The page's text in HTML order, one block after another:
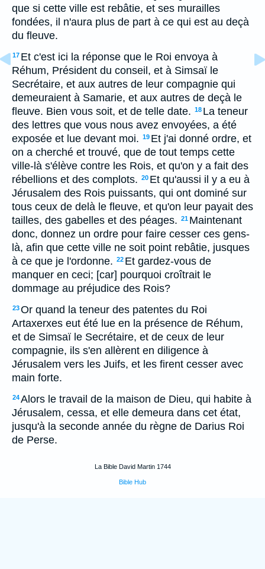
que si cette ville est rebâtie, et ses murailles
fondées, il n'aura plus de part à ce qui est au deçà
du fleuve.
17 Et c'est ici la réponse que le Roi envoya à
Réhum, Président du conseil, et à Simsaï le
Secrétaire, et aux autres de leur compagnie qui
demeuraient à Samarie, et aux autres de deçà le
fleuve. Bien vous soit, et de telle date. 18 La teneur
des lettres que vous nous avez envoyées, a été
exposée et lue devant moi. 19 Et j'ai donné ordre, et
on a cherché et trouvé, que de tout temps cette
ville-là s'élève contre les Rois, et qu'on y a fait des
rébellions et des complots. 20 Et qu'aussi il y a eu à
Jérusalem des Rois puissants, qui ont dominé sur
tous ceux de delà le fleuve, et qu'on leur payait des
tailles, des gabelles et des péages. 21 Maintenant
donc, donnez un ordre pour faire cesser ces gens-
là, afin que cette ville ne soit point rebâtie, jusques
à ce que je l'ordonne. 22 Et gardez-vous de
manquer en ceci; [car] pourquoi croîtrait le
dommage au préjudice des Rois?
23Or quand la teneur des patentes du Roi
Artaxerxes eut été lue en la présence de Réhum,
et de Simsaï le Secrétaire, et de ceux de leur
compagnie, ils s'en allèrent en diligence à
Jérusalem vers les Juifs, et les firent cesser avec
main forte.
24Alors le travail de la maison de Dieu, qui habite à
Jérusalem, cessa, et elle demeura dans cet état,
jusqu'à la seconde année du règne de Darius Roi
de Perse.
La Bible David Martin 1744
Bible Hub